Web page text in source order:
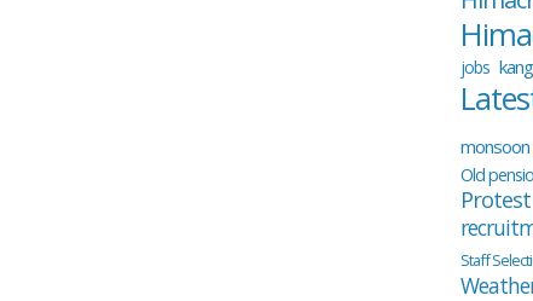
jobs
monsoon
Old
Protest
Staff